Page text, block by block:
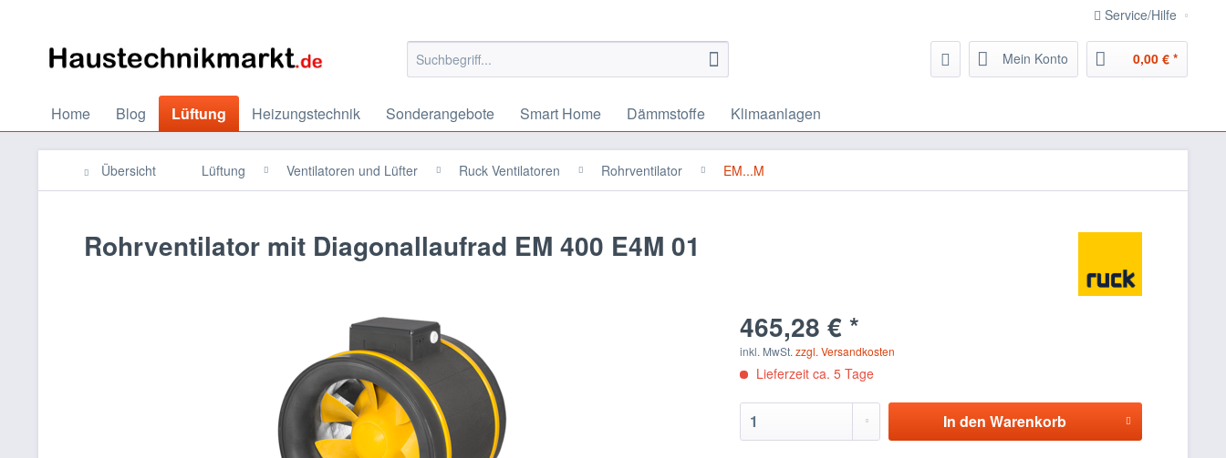
Service/Hilfe
Mein Konto 0,00 € *
Home Blog Lüftung Heizungstechnik Sonderangebote Smart Home Dämmstoffe Klimaanlagen
Übersicht Lüftung Ventilatoren und Lüfter Ruck Ventilatoren Rohrventilator EM...M
Rohrventilator mit Diagonallaufrad EM 400 E4M 01
465,28 € *
inkl. MwSt.zzgl. Versandkosten
Lieferzeit ca. 5 Tage
In den Warenkorb